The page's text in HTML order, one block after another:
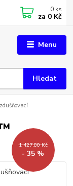
Menu
Hledat
0 ks
za 0 Kč
1 427,80 Kč
- 35 %